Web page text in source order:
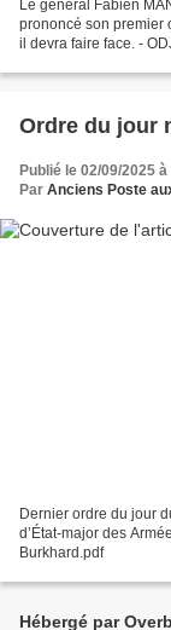
Le général Fabien
prononcé son premier
il devra faire face. - ODJ1 CEMA 1er septembre 2025.png - ODJ1 CEMA
Ordre du jour
Publié le 02/09/2025
Par Anciens Poste
Dernier ordre du jour
d’État-major des Armées. - Dernier ordre du jour du général
Burkhard.pdf
Hébergé par